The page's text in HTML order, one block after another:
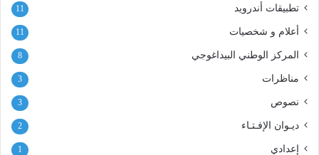
تطبيقات أندرويد 11
أعلام و شخصيات 11
المركز الوطني البيداغوجي 8
مناظرات 3
نصوص 3
ديـوان الإفـتـاء 2
إعدادي 1